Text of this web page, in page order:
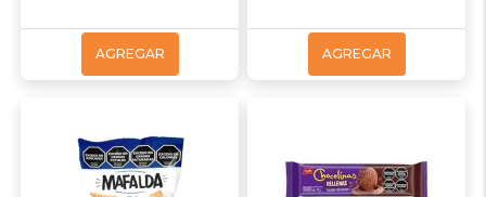
AGREGAR AGREGAR